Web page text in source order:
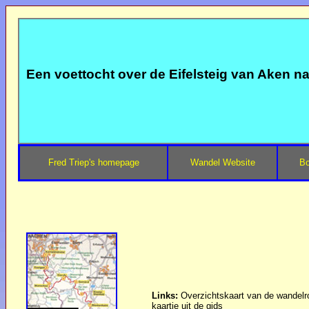
Een voettocht over de Eifelsteig van Aken
Fred Triep's homepage Wandel Website
Links: Overzichtskaart van de
kaartje uit de gids